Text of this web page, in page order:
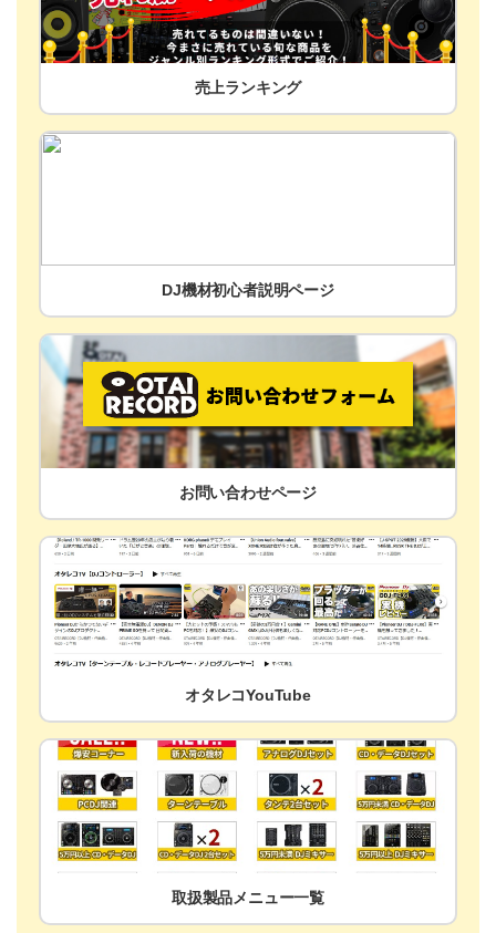
売上ランキング
DJ機材初心者説明ページ
お問い合わせページ
オタレコYouTube
取扱製品メニュー一覧